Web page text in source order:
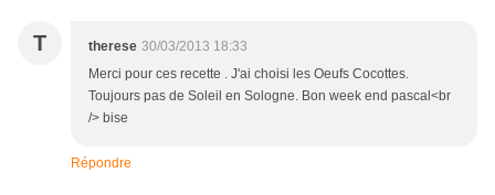
T therese 30/03/2013 18:33
Merci pour ces recette . J'ai choisi les Oeufs Cocottes.
Toujours pas de Soleil en Sologne. Bon week end pascal<br
/> bise
Répondre